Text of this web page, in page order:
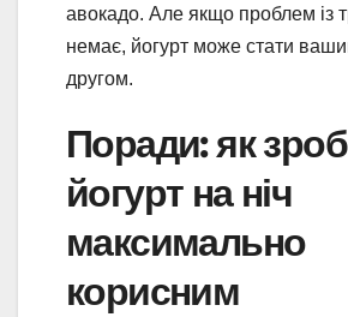
авокадо. Але якщо проблем із
немає, йогурт може стати
другом.
Поради: як
йогурт на ніч
максимально
корисним